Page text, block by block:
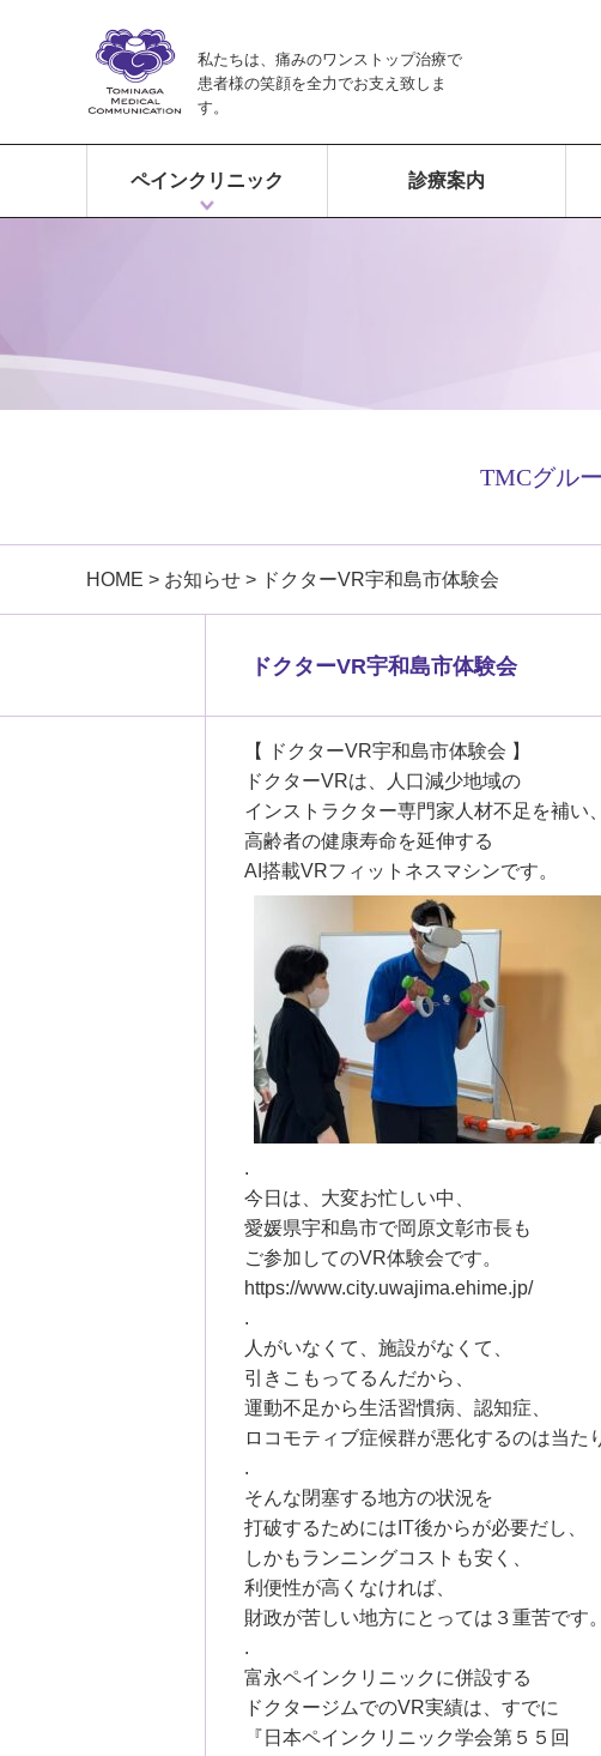
私たちは、痛みのワンストップ治療で
患者様の笑顔を全力でお支え致しま
す。
ペインクリニック 診療案内
TMCグル
HOME > お知らせ > ドクターVR宇和島市体験会
ドクターVR宇和島市体験会
【 ドクターVR宇和島市体験会 】
ドクターVRは、人口減少地域の
インストラクター専門家人材不足を補い、
高齢者の健康寿命を延伸する
AI搭載VRフィットネスマシンです。
.
今日は、大変お忙しい中、
愛媛県宇和島市で岡原文彰市長も
ご参加してのVR体験会です。
https://www.city.uwajima.ehime.jp/
.
人がいなくて、施設がなくて、
引きこもってるんだから、
運動不足から生活習慣病、認知症、
ロコモティブ症候群が悪化するのは当た
.
そんな閉塞する地方の状況を
打破するためにはIT後からが必要だし、
しかもランニングコストも安く、
利便性が高くなければ、
財政が苦しい地方にとっては３重苦です。
.
富永ペインクリニックに併設する
ドクタージムでのVR実績は、すでに
『日本ペインクリニック学会第５５回